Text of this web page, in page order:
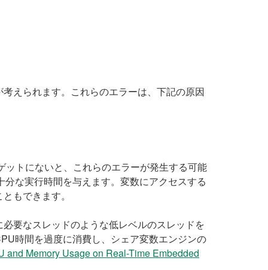
えられます。これらのエラーは、下記の原因
トにないと、これらのエラーが発生する可能
な実行時間を与えます。変数にアクセスする
もできます。
要なスレッドのような低レベルのスレッドを
時間を過度に消費し、シェア変数エンジンの
and Memory Usage on Real-Time Embedded